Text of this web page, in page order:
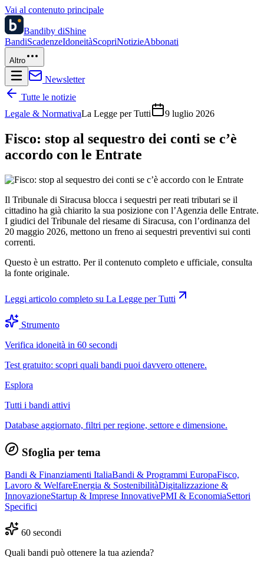
Vai al contenuto principale
Bandiby diShine
BandiScadenzeIdoneitàScopriNotizieAbbonati
Altro
Newsletter
Tutte le notizie
Legale & NormativaLa Legge per Tutti 9 luglio 2026
Fisco: stop al sequestro dei conti se c’è
accordo con le Entrate
Il Tribunale di Siracusa blocca i sequestri per reati tributari se il
cittadino ha già chiarito la sua posizione con l’Agenzia delle Entrate.
I giudici del Tribunale del riesame di Siracusa, con l’ordinanza del
20 maggio 2026, mettono un freno ai sequestri preventivi sui conti
correnti.
Questo è un estratto. Per il contenuto completo e ufficiale, consulta
la fonte originale.
Leggi articolo completo su La Legge per Tutti
Strumento
Verifica idoneità in 60 secondi
Test gratuito: scopri quali bandi puoi davvero ottenere.
Esplora
Tutti i bandi attivi
Database aggiornato, filtri per regione, settore e dimensione.
Sfoglia per tema
Bandi & Finanziamenti ItaliaBandi & Programmi EuropaFisco,
Lavoro & WelfareEnergia & SostenibilitàDigitalizzazione &
InnovazioneStartup & Imprese InnovativePMI & EconomiaSettori
Specifici
60 secondi
Quali bandi può ottenere la tua azienda?